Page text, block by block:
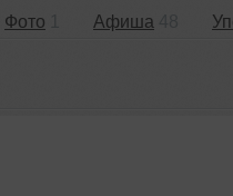
Фото Афиша